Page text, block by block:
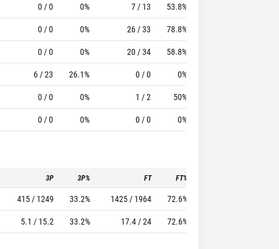
0 / 0 0% 7 / 13 53.8%
0 / 0 0% 26 / 33 78.8%
0 / 0 0% 20 / 34 58.8%
6 / 23 26.1% 0 / 0 0%
0 / 0 0% 1 / 2 50%
0 / 0 0% 0 / 0 0%
3P 3P% FT FT%
415 / 1249 33.2% 1425 / 1964 72.6%
5.1 / 15.2 33.2% 17.4 / 24 72.6%